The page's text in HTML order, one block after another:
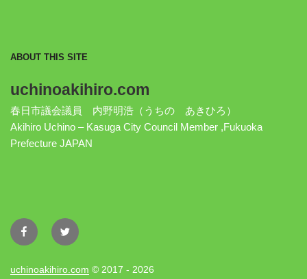
ABOUT THIS SITE
uchinoakihiro.com
春日市議会議員 内野明浩（うちの あきひろ）
Akihiro Uchino – Kasuga City Council Member ,Fukuoka
Prefecture JAPAN
FacebookTwitter
uchinoakihiro.com © 2017 - 2026